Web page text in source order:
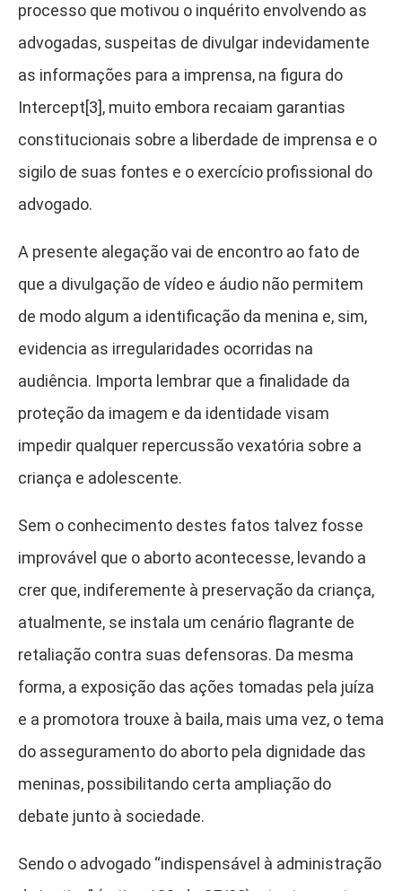
processo que motivou o inquérito envolvendo as
advogadas, suspeitas de divulgar indevidamente
as informações para a imprensa, na figura do
Intercept[3], muito embora recaiam garantias
constitucionais sobre a liberdade de imprensa e o
sigilo de suas fontes e o exercício profissional do
advogado.
A presente alegação vai de encontro ao fato de
que a divulgação de vídeo e áudio não permitem
de modo algum a identificação da menina e, sim,
evidencia as irregularidades ocorridas na
audiência. Importa lembrar que a finalidade da
proteção da imagem e da identidade visam
impedir qualquer repercussão vexatória sobre a
criança e adolescente.
Sem o conhecimento destes fatos talvez fosse
improvável que o aborto acontecesse, levando a
crer que, indiferemente à preservação da criança,
atualmente, se instala um cenário flagrante de
retaliação contra suas defensoras. Da mesma
forma, a exposição das ações tomadas pela juíza
e a promotora trouxe à baila, mais uma vez, o tema
do asseguramento do aborto pela dignidade das
meninas, possibilitando certa ampliação do
debate junto à sociedade.
Sendo o advogado “indispensável à administração